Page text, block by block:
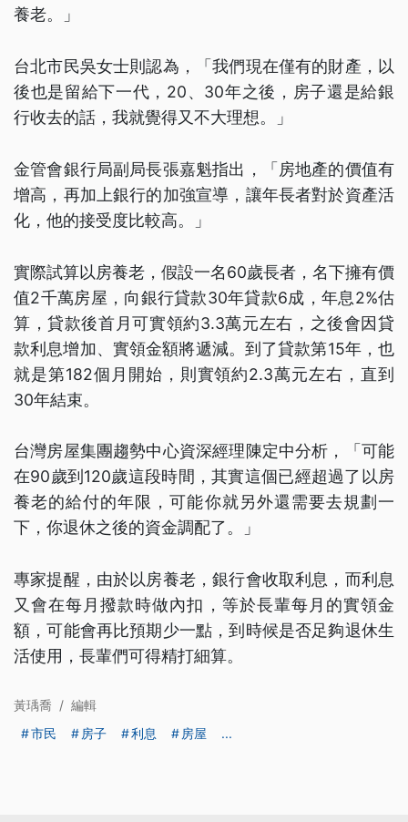
養老。」
台北市民吳女士則認為，「我們現在僅有的財產，以
後也是留給下一代，20、30年之後，房子還是給銀
行收去的話，我就覺得又不大理想。」
金管會銀行局副局長張嘉魁指出，「房地產的價值有
增高，再加上銀行的加強宣導，讓年長者對於資產活
化，他的接受度比較高。」
實際試算以房養老，假設一名60歲長者，名下擁有價
值2千萬房屋，向銀行貸款30年貸款6成，年息2%估
算，貸款後首月可實領約3.3萬元左右，之後會因貸
款利息增加、實領金額將遞減。到了貸款第15年，也
就是第182個月開始，則實領約2.3萬元左右，直到
30年結束。
台灣房屋集團趨勢中心資深經理陳定中分析，「可能
在90歲到120歲這段時間，其實這個已經超過了以房
養老的給付的年限，可能你就另外還需要去規劃一
下，你退休之後的資金調配了。」
專家提醒，由於以房養老，銀行會收取利息，而利息
又會在每月撥款時做內扣，等於長輩每月的實領金
額，可能會再比預期少一點，到時候是否足夠退休生
活使用，長輩們可得精打細算。
黃瑀喬 / 編輯
市民
房子 利息 房屋 ...